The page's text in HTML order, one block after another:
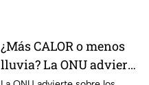
¿Más CALOR o menos
lluvia? La ONU advierte